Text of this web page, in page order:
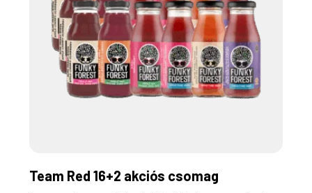
Team Red 16+2 akciós csomag